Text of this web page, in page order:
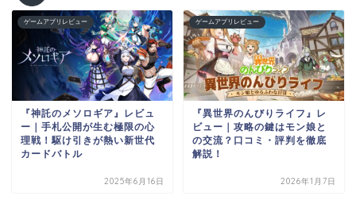
ゲームアプリレビュー
『神託のメソロギア』レビュ
ー｜手札公開が生む極限の心
理戦！駆け引きが熱い新世代
カードバトル
2025年6月16日
ゲームアプリレビュー
『異世界のんびりライフ』レ
ビュー｜攻略の鍵はモン娘と
の交流？口コミ・評判を徹底
解説！
2026年1月7日